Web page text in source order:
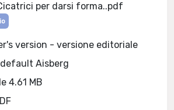
per darsi forma..pdf
version - versione editoriale
Aisberg
4.61 MB